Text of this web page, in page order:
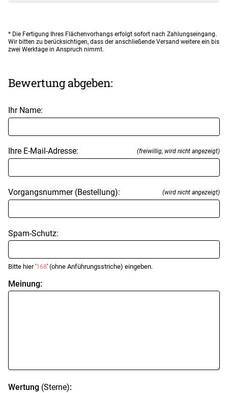
* Die Fertigung Ihres Flächenvorhangs erfolgt sofort nach Zahlungseingang.
Wir bitten zu berücksichtigen, dass der anschließende Versand weitere ein bis
zwei Werktage in Anspruch nimmt.
Bewertung abgeben:
Ihr Name:
Ihre E-Mail-Adresse: (freiwillig, wird nicht angezeigt)
Vorgangsnummer (Bestellung): (wird nicht angezeigt)
Spam-Schutz:
Bitte hier '168' (ohne Anführungsstriche) eingeben.
Meinung:
Wertung (Sterne):